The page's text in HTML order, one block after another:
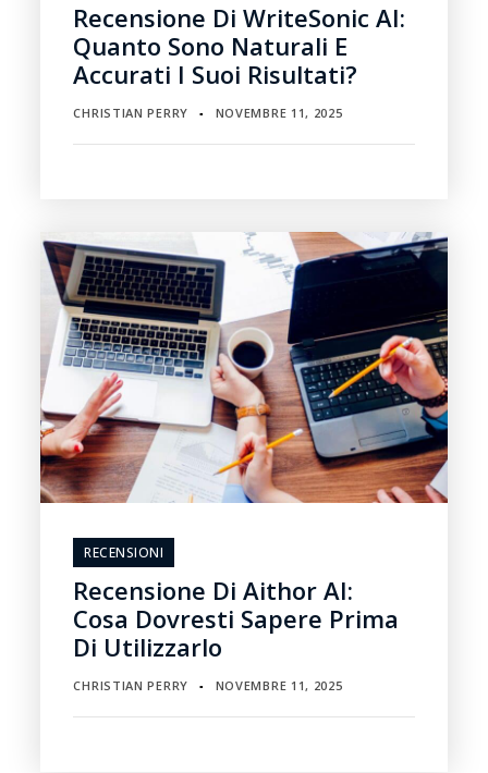
Recensione Di WriteSonic AI:
Quanto Sono Naturali E
Accurati I Suoi Risultati?
CHRISTIAN PERRY ▪ NOVEMBRE 11, 2025
RECENSIONI
Recensione Di Aithor AI:
Cosa Dovresti Sapere Prima
Di Utilizzarlo
CHRISTIAN PERRY ▪ NOVEMBRE 11, 2025